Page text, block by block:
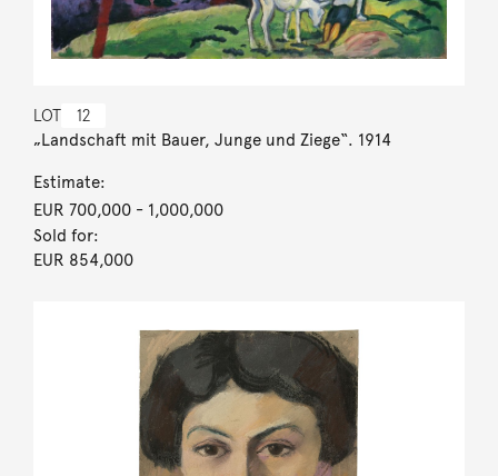
LOT 12
„Landschaft mit Bauer, Junge und Ziege“. 1914
Estimate:
EUR 700,000- 1,000,000
Sold for:
EUR 854,000